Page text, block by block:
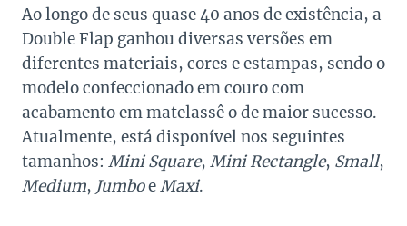
Ao longo de seus quase 40 anos de existência, a
Double Flap ganhou diversas versões em
diferentes materiais, cores e estampas, sendo o
modelo confeccionado em couro com
acabamento em matelassê o de maior sucesso.
Atualmente, está disponível nos seguintes
tamanhos: Mini Square, Mini Rectangle, Small,
Medium, JumboeMaxi.